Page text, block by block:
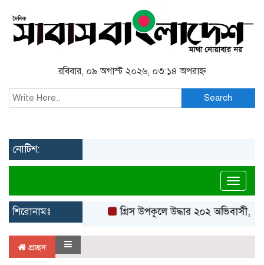
রবিবার, ০৯ অগাস্ট ২০২৬, ০৩:১৪ অপরাহ্ন
Search
নোটিশ:
শিরোনামঃ গ্রিস উপকূলে উদ্ধার ২০২ অভিবাসী,
প্রচ্ছদ